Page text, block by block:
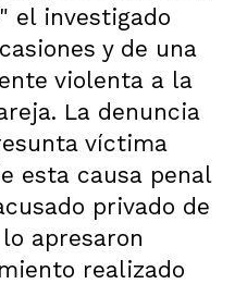
el investigado
y de una
violenta a la
La denuncia
víctima
esta causa penal
privado de
apresaron
realizado